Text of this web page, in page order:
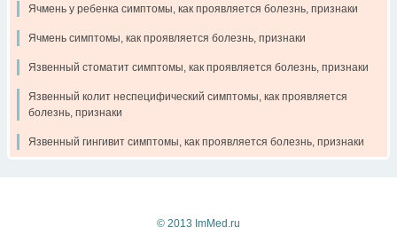
Ячмень у ребенка симптомы, как проявляется болезнь, признаки
Ячмень симптомы, как проявляется болезнь, признаки
Язвенный стоматит симптомы, как проявляется болезнь, признаки
Язвенный колит неспецифический симптомы, как проявляется
болезнь, признаки
Язвенный гингивит симптомы, как проявляется болезнь, признаки
© 2013 ImMed.ru